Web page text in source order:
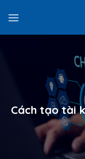
Cách tạo tài